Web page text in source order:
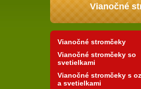
Vianočné
Vianočné stromčeky
Vianočné stromčeky so
svetielkami
Vianočné stromčeky s
a svetielkami